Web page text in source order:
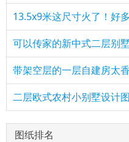
带架空层的一层自建房太
图纸排名